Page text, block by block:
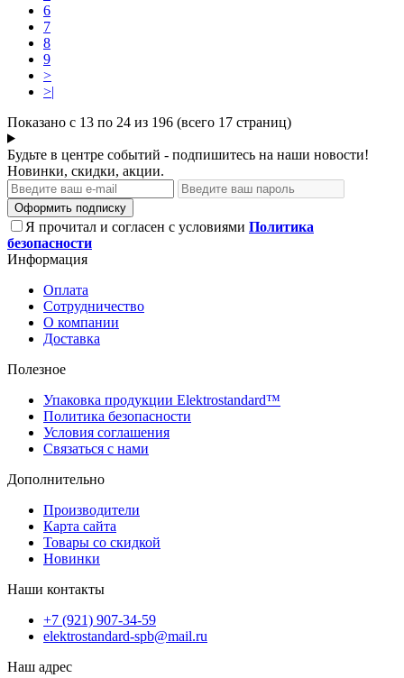
6
7
8
9
>
>|
Показано с 13 по 24 из 196 (всего 17 страниц)
Будьте в центре событий - подпишитесь на наши новости!
Новинки, скидки, акции.
Оформить подписку
Я прочитал и согласен с условиями Политика
безопасности
Информация
Оплата
Сотрудничество
О компании
Доставка
Полезное
Упаковка продукции Elektrostandard™
Политика безопасности
Условия соглашения
Связаться с нами
Дополнительно
Производители
Карта сайта
Товары со скидкой
Новинки
Наши контакты
+7 (921) 907-34-59
elektrostandard-spb@mail.ru
Наш адрес